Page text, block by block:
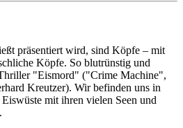
präsentiert wird, sind Köpfe – mit
Köpfe. So blutrünstig und
"Eismord" ("Crime Machine",
Kreutzer). Wir befinden uns in
mit ihren vielen Seen und